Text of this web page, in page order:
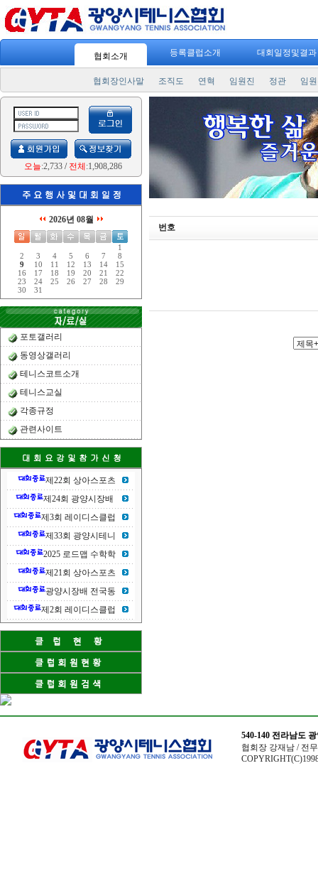
협회소개 등록클럽소개 대회일정및결
협회장인사말 조직도 연혁 임원진 정관 임
오늘:2,733/ 전체 :1,908,286
2026년 08월
1
2
3 4 5 6 7
8
9
10 11 12 13 14
15
16
17 18 19 20 21
22
23
24 25 26 27 28
29
30
31
포토갤러리
동영상갤러리
테니스코트소개
테니스교실
각종규정
관련사이트
제22회 상아스포츠
제24회 광양시장배
제3회 레이디스클럽
제33회 광양시테니
2025 로드맵 수학학
제21회 상아스포츠
광양시장배 전국동
제2회 레이디스클럽
번호
540-140 전라남도
협회장 강재남 / 전